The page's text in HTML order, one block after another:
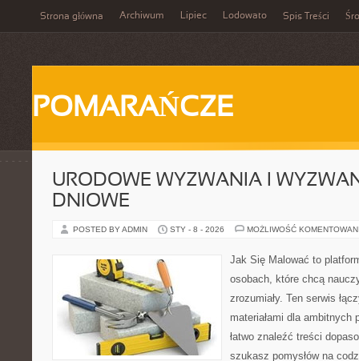
Strona główna Archiwum Lipiec Lodowato Spis Treści
POMARAŃCZE
URODOWE WYZWANIA I
DNIOWE
POSTED BY ADMIN STY - 8 - 2026 MOŻLIWOŚĆ
Jak Się Malować to
osobach, które chcą
zrozumiały. Ten serwis
materiałami dla ambitnych
łatwo znaleźć treści
szukasz pomysłów na